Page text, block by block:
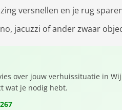
versnellen en je rug
jacuzzi of ander zwaar
over jouw verhuissituatie in
wat je nodig hebt.